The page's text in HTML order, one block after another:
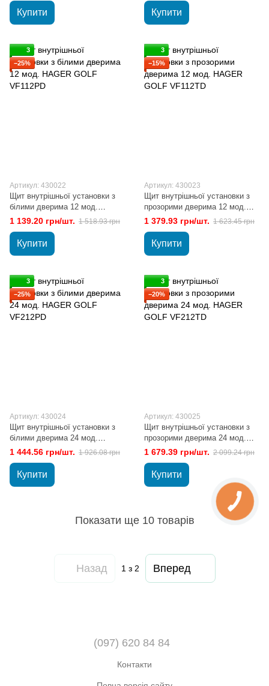
Купити Купити
3
−25%
Артикул: 430022
Щит внутрішньої установки з
білими дверима 12 мод.
HAGER GOLF VF112РD
1 139.20 грн/шт. 1 518.93 грн
Купити
3
−15%
Артикул: 430023
Щит внутрішньої установки з
прозорими дверима 12 мод.
HAGER GOLF VF112TD
1 379.93 грн/шт. 1 623.45 грн
Купити
3
−25%
Артикул: 430024
Щит внутрішньої установки з
білими дверима 24 мод.
HAGER GOLF VF212РD
1 444.56 грн/шт. 1 926.08 грн
Купити
3
−20%
Артикул: 430025
Щит внутрішньої установки з
прозорими дверима 24 мод.
HAGER GOLF VF212TD
1 679.39 грн/шт. 2 099.24 грн
Купити
Показати ще 10 товарів
Назад 1 з 2 Вперед
(097) 620 84 84
Контакти